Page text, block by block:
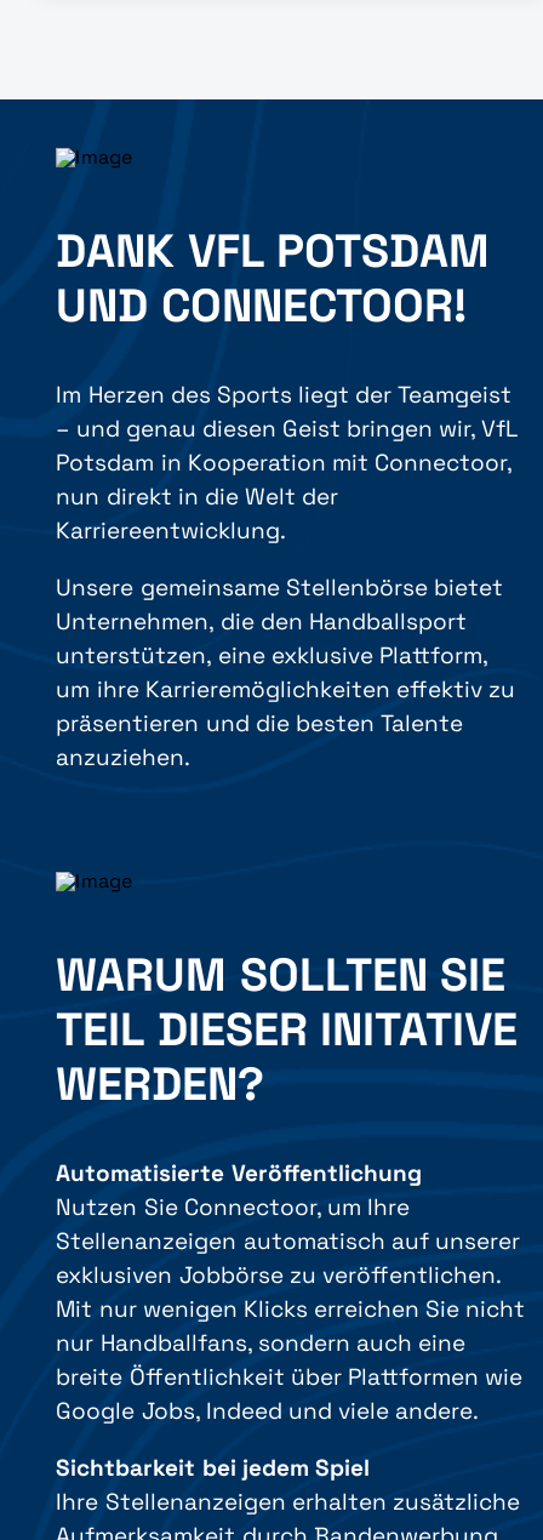
DANK VFL POTSDAM
UND CONNECTOOR!
Im Herzen des Sports liegt der Teamgeist
– und genau diesen Geist bringen wir, VfL
Potsdam in Kooperation mit Connectoor,
nun direkt in die Welt der
Karriereentwicklung.
Unsere gemeinsame Stellenbörse bietet
Unternehmen, die den Handballsport
unterstützen, eine exklusive Plattform,
um ihre Karrieremöglichkeiten effektiv zu
präsentieren und die besten Talente
anzuziehen.
WARUM SOLLTEN SIE
TEIL DIESER INITATIVE
WERDEN?
Automatisierte Veröffentlichung
Nutzen Sie Connectoor, um Ihre
Stellenanzeigen automatisch auf unserer
exklusiven Jobbörse zu veröffentlichen.
Mit nur wenigen Klicks erreichen Sie nicht
nur Handballfans, sondern auch eine
breite Öffentlichkeit über Plattformen wie
Google Jobs, Indeed und viele andere.
Sichtbarkeit bei jedem Spiel
Ihre Stellenanzeigen erhalten zusätzliche